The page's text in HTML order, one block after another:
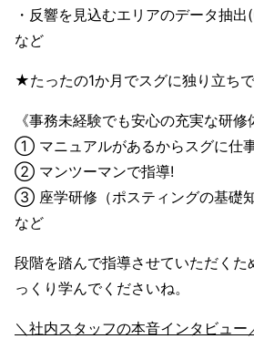
・反響を見込むエリアのデータ抽出
など
★たったの1か月でスグに独り立ち
《事務未経験でも安心の充実な研修
① マニュアルがあるからスグに仕
② マンツーマンで指導!
③ 座学研修（ポスティングの基礎
など
段階を踏んで指導させていただくた
っくり学んでくださいね。
＼社内スタッフの本音インタビュー